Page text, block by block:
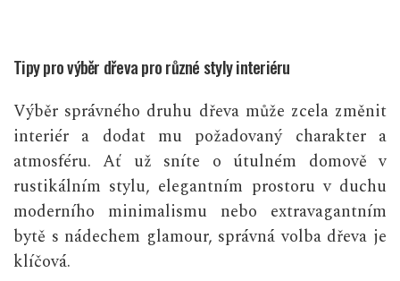
Tipy pro výběr dřeva pro různé styly interiéru
Výběr správného druhu dřeva může zcela změnit
interiér a dodat mu požadovaný charakter a
atmosféru. Ať už sníte o útulném domově v
rustikálním stylu, elegantním prostoru v duchu
moderního minimalismu nebo extravagantním
bytě s nádechem glamour, správná volba dřeva je
klíčová.